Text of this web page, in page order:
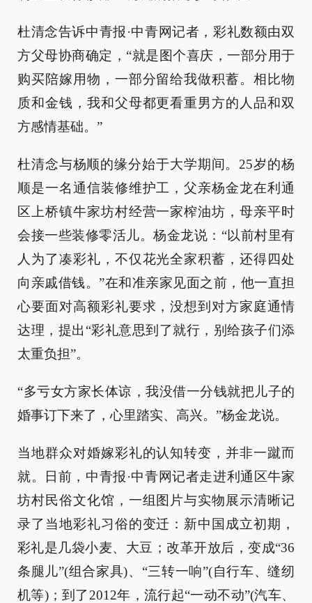
杜清念告诉中青报·中青网记者，彩礼数额由双
方父母协商确定，“就是图个喜庆，一部分用于
购买陪嫁用物，一部分留给我做积蓄。相比物
质和金钱，我和父母都更看重男方的人品和双
方感情基础。”
杜清念与杨顺的缘分始于大学期间。25岁的杨
顺是一名通信装修维护工，父亲杨金龙在利通
区上桥镇牛家坊村经营一家榨油坊，母亲平时
会接一些装修零活儿。杨金龙说：“以前村里有
人为了凑彩礼，不仅花光全家积蓄，还得四处
向亲戚借钱。”在和准亲家见面之前，他一直担
心要面对高额彩礼要求，没想到对方家庭通情
达理，提出“彩礼意思到了就行，别给孩子们添
太重负担”。
“多亏女方家长体谅，我没借一分钱就把儿子的
婚事订下来了，心里踏实、高兴。”杨金龙说。
当地群众对婚嫁彩礼的认知转变，并非一蹴而
就。日前，中青报·中青网记者走进利通区牛家
坊村民俗文化馆，一组图片与实物展示清晰记
录了当地彩礼习俗的变迁：新中国成立初期，
彩礼是几袋小麦、大豆；改革开放后，变成“36
条腿儿”(组合家具)、“三转一响”(自行车、缝纫
机等)；到了2012年，流行起“一动不动”(汽车、